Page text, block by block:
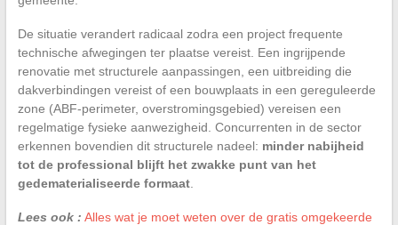
De situatie verandert radicaal zodra een project frequente
technische afwegingen ter plaatse vereist. Een ingrijpende
renovatie met structurele aanpassingen, een uitbreiding die
dakverbindingen vereist of een bouwplaats in een gereguleerde
zone (ABF-perimeter, overstromingsgebied) vereisen een
regelmatige fysieke aanwezigheid. Concurrenten in de sector
erkennen bovendien dit structurele nadeel: minder nabijheid
tot de professional blijft het zwakke punt van het
gedematerialiseerde formaat.
Lees ook : Alles wat je moet weten over de gratis omgekeerde